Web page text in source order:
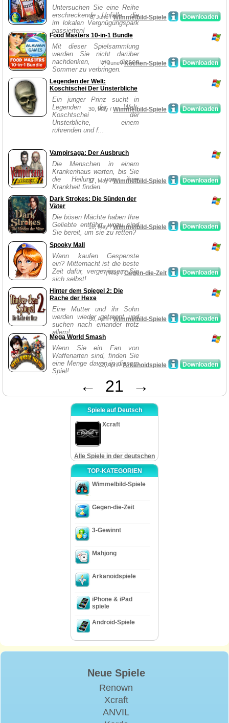
Untersuchen Sie eine Reihe
erschreckende Unfälle, die
im lokalen Vergnügungspark
passierten!
Downloaden
8, June /Wimmelbild-Spiele
Food Masters 10-in-1 Bundle
Mit dieser Spielsammlung
werden Sie nicht darüber
nachdenken, wie diesen
Sommer zu verbringen.
Downloaden
7, June /Kochen-Spiele
Legenden der Welt:
Koschtschei Der Unsterbliche
Ein junger Prinz sucht in
Legenden der Welt:
Koschtschei der
Unsterbliche, einem
rührenden und f...
Downloaden
30, May / Wimmelbild-Spiele
Vampirsaga: Der Ausbruch
Die Menschen in einem
Krankenhaus warten, bis Sie
die Heilung von ihrer
Krankheit finden.
Downloaden
17, May /Wimmelbild-Spiele
Dark Strokes: Die Sünden der
Väter
Die bösen Mächte haben Ihre
Geliebte entführt, wozu sind
Sie bereit, um sie zu retten?
Downloaden
10, May /Wimmelbild-Spiele
Spooky Mall
Wann kaufen Gespenste
ein? Mitternacht ist die beste
Zeit dafür, vergewissern Sie
sich selbst!
Downloaden
7, May /Gegen-die-Zeit
Hinter dem Spiegel 2: Die
Rache der Hexe
Eine Mutter und ihr Sohn
werden wieder getrennt und
suchen nach einander trotz
allem!
Downloaden
30, April /Wimmelbild-Spiele
Mega World Smash
Wenn Sie ein Fan von
Waffenarten sind, finden Sie
eine Menge davon in diesem
Spiel!
Downloaden
23, April /Arkanoidspiele
← 21 →
Spiele auf Deutsch
Xcraft
Alle Spiele in der deutschen
TOP-KATEGORIEN
Wimmelbild-Spiele
Gegen-die-Zeit
3-Gewinnt
Mahjong
Arkanoidspiele
iPhone & iPad
spiele
Android-Spiele
Neue Spiele
Renown
Xcraft
ANVIL